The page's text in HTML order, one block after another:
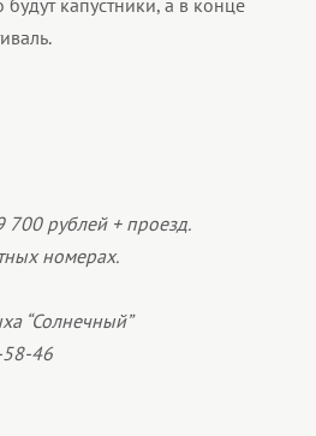
будут капустники, а в конце
700 рублей + проезд.
номерах.
“Солнечный”
46